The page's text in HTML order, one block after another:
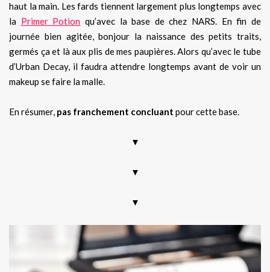
haut la main. Les fards tiennent largement plus longtemps avec
la Primer Potion qu’avec la base de chez NARS. En fin de
journée bien agitée, bonjour la naissance des petits traits,
germés ça et là aux plis de mes paupières. Alors qu’avec le tube
d’Urban Decay, il faudra attendre longtemps avant de voir un
makeup se faire la malle.
En résumer, pas franchement concluant pour cette base.
▼
▼
▼